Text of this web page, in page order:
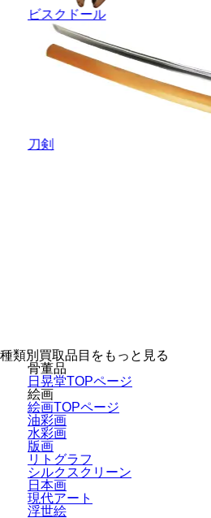
ビスクドール
刀剣
種類別買取品目をもっと見る
骨董品
日晃堂TOPページ
絵画
絵画TOPページ
油彩画
水彩画
版画
リトグラフ
シルクスクリーン
日本画
現代アート
浮世絵